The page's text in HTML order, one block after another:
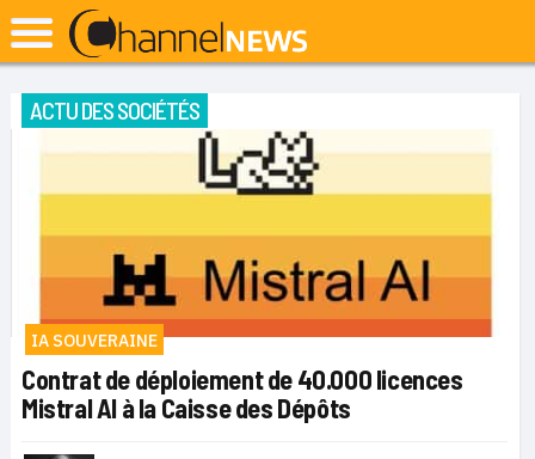
ACTU DES SOCIÉTÉS
IA SOUVERAINE
Contrat de déploiement de 40.000 licences
Mistral AI à la Caisse des Dépôts